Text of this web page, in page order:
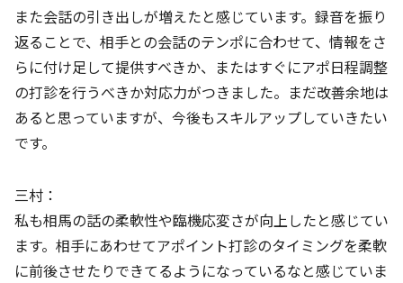
また会話の引き出しが増えたと感じています。録音を振り
返ることで、相手との会話のテンポに合わせて、情報をさ
らに付け足して提供すべきか、またはすぐにアポ日程調整
の打診を行うべきか対応力がつきました。まだ改善余地は
あると思っていますが、今後もスキルアップしていきたい
です。
三村：
私も相馬の話の柔軟性や臨機応変さが向上したと感じてい
ます。相手にあわせてアポイント打診のタイミングを柔軟
に前後させたりできてるようになっているなと感じていま